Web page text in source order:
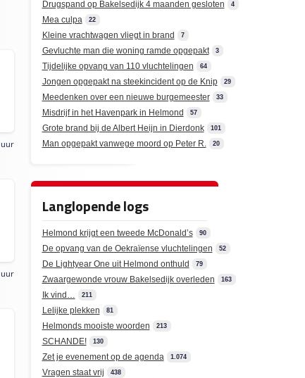
uur
uur
Drugspand op Bakelsedijk 4 maanden gesloten 4
Mea culpa 22
Kleine vrachtwagen vliegt in brand 7
Gevluchte man die woning ramde opgepakt 3
Tijdelijke opvang van 110 vluchtelingen 64
Jongen opgepakt na steekincident op de Knip 29
Meedenken over een nieuwe burgemeester 33
Misdrijf in het Havenpark in Helmond 57
Grote brand bij de Albert Heijn in Dierdonk 101
Man opgepakt vanwege moord op Peter R. 20
Langlopende logs
Helmond krijgt een tweede McDonald’s 90
De opvang van de Oekraïense vluchtelingen 52
De Lightyear One uit Helmond onthuld 79
Zwaargewonde vrouw Bakelsedijk overleden 163
Ik vind… 211
Lelijke plekken 81
Helmonds mooiste woorden 213
SCHANDE! 130
Zet je evenement op de agenda 1.074
Vragen staat vrij 438